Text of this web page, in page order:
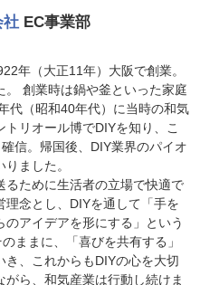
社EC事業部
年（大正11年）大阪で創業。
。 創業時は鍋や釜といった家庭
代（昭和40年代）に当時の和気
トリオール博でDIYを知り、こ
信。帰国後、DIY業界のパイオ
りました。
ために生活者の立場で快適で
理念とし、DIYを通して「手を
アイデアを形にする」という